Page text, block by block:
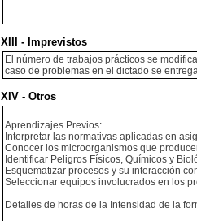
XIII - Imprevistos
El número de trabajos prácticos se
caso de problemas en el dictado se
XIV - Otros
Aprendizajes Previos:
Interpretar las normativas aplicadas en
Conocer los microorganismos que
Identificar Peligros Físicos, Químicos y
Esquematizar procesos y su interacción
Seleccionar equipos involucrados en los
Detalles de horas de la Intensidad de la